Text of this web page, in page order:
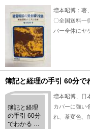
増本昭博：著
〇全国送料一
バー全体にヤ
にヤケ、天
ガミ有。通
簿記と経理の手引 60分で
簿記と経理
の手引 60分
でわかる 数
増本昭博、日
カバーに強い
れ、茶変色、